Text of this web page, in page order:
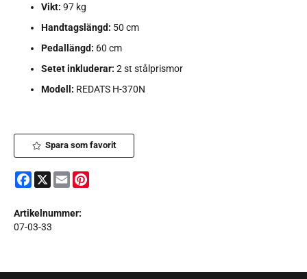
Vikt: 97 kg
Handtagslängd: 50 cm
Pedallängd: 60 cm
Setet inkluderar: 2 st stålprismor
Modell: REDATS H-370N
Spara som favorit
Facebook
X Email
Artikelnummer:
07-03-33